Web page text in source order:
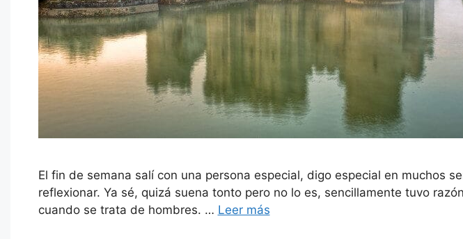
El fin de semana salí con una persona especial, digo especial en muchos
reflexionar. Ya sé, quizá suena tonto pero no lo es, sencillamente tuvo
cuando se trata de hombres. … Leer más